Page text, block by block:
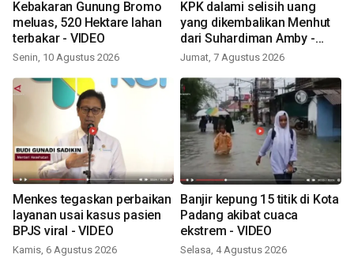
Kebakaran Gunung Bromo
meluas, 520 Hektare lahan
terbakar - VIDEO
Senin, 10 Agustus 2026
KPK dalami selisih uang
yang dikembalikan Menhut
dari Suhardiman Amby -
VIDEO
Jumat, 7 Agustus 2026
Menkes tegaskan perbaikan
layanan usai kasus pasien
BPJS viral - VIDEO
Kamis, 6 Agustus 2026
Banjir kepung 15 titik di Kota
Padang akibat cuaca
ekstrem - VIDEO
Selasa, 4 Agustus 2026